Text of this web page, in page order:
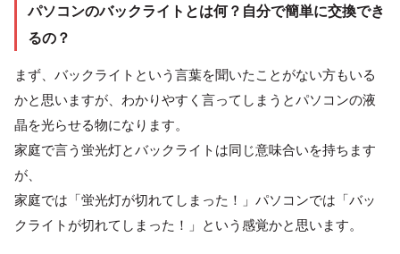
パソコンのバックライトとは何？自分で簡単に交換でき
るの？
まず、バックライトという言葉を聞いたことがない方もいる
かと思いますが、わかりやすく言ってしまうとパソコンの液
晶を光らせる物になります。
家庭で言う蛍光灯とバックライトは同じ意味合いを持ちます
が、
家庭では「蛍光灯が切れてしまった！」パソコンでは「バッ
クライトが切れてしまった！」という感覚かと思います。